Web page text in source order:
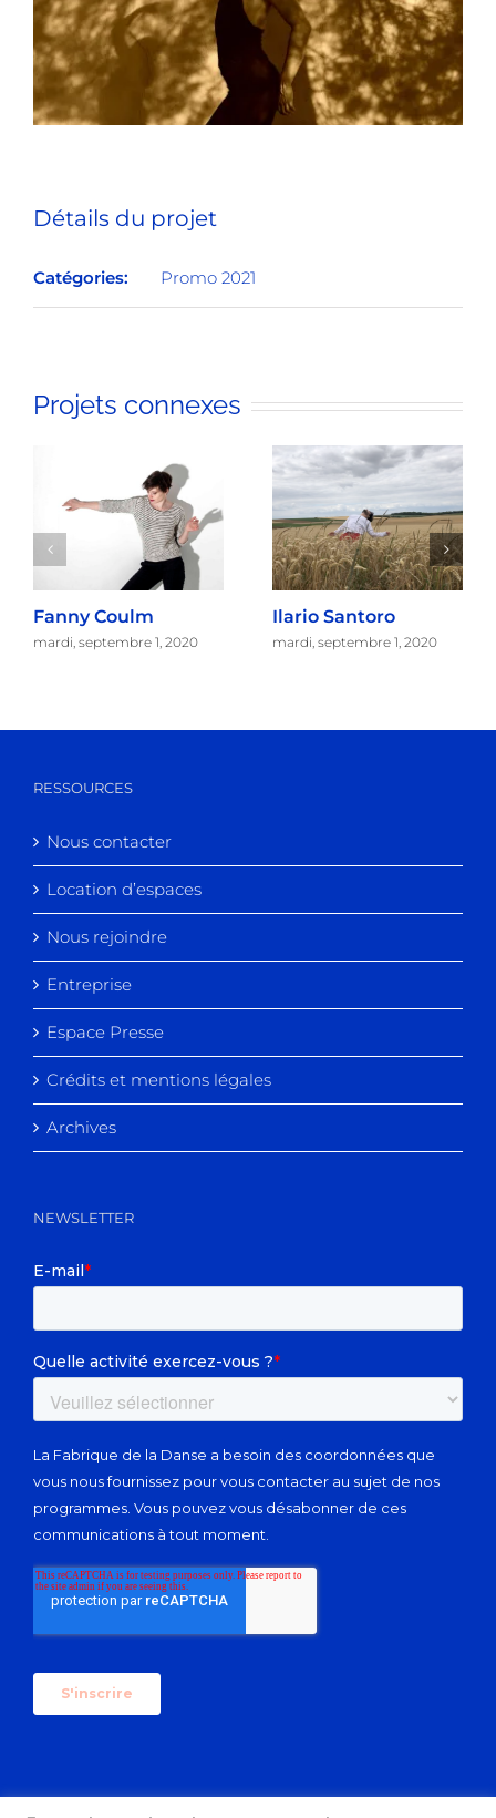
Détails du projet
Catégories: Promo 2021
Projets connexes
Fanny Coulm
mardi, septembre 1, 2020
Ilario Santoro
mardi, septembre 1, 2020
RESSOURCES
Nous contacter
Location d’espaces
Nous rejoindre
Entreprise
Espace Presse
Crédits et mentions légales
Archives
NEWSLETTER